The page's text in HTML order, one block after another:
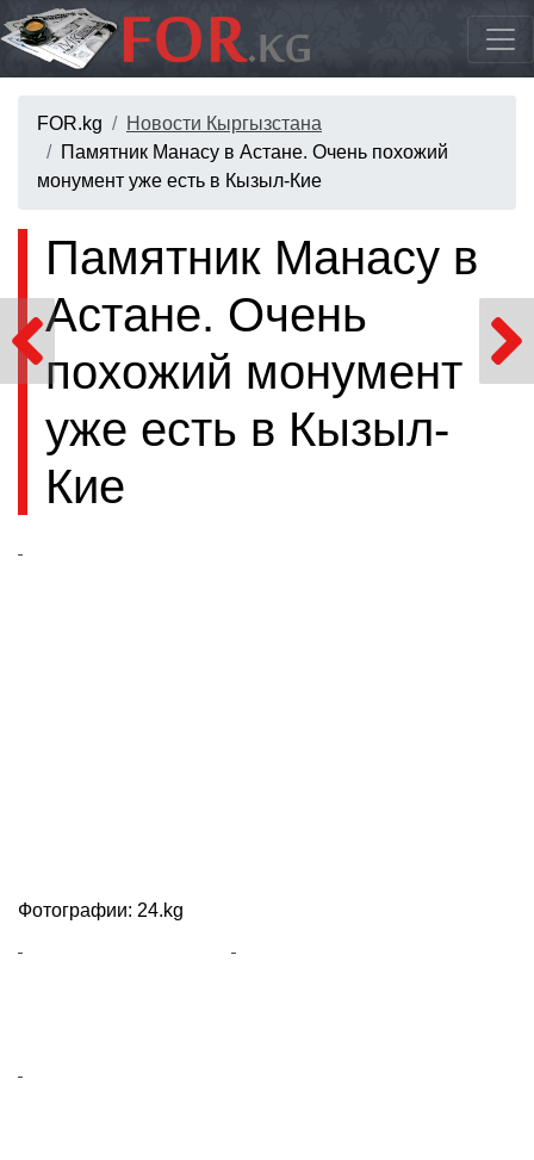
FOR.kg
Новости Кыргызстана
Памятник Манасу в Астане. Очень похожий
монумент уже есть в Кызыл-Кие
Памятник Манасу в
Астане. Очень
похожий монумент
уже есть в Кызыл-
Кие
Фотографии: 24.kg